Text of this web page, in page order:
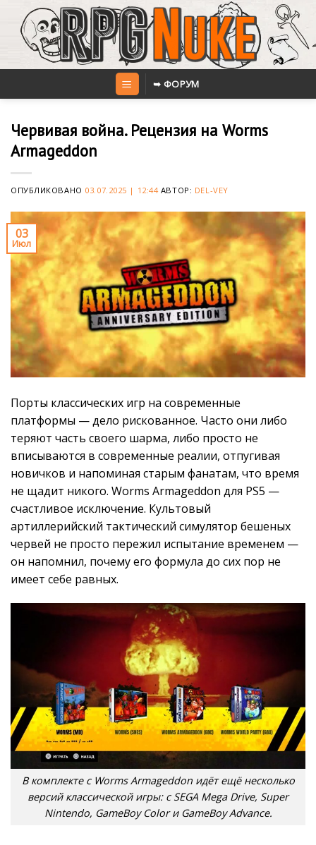
content
➥ ФОРУМ
Червивая война. Рецензия на Worms
Armageddon
ОПУБЛИКОВАНО 03.07.2025 | 12:44АВТОР: DEL-VEY
03
Июл
Порты классических игр на современные
платформы — дело рискованное. Часто они либо
теряют часть своего шарма, либо просто не
вписываются в современные реалии, отпугивая
новичков и напоминая старым фанатам, что время
не щадит никого. Worms Armageddon для PS5 —
счастливое исключение. Культовый
артиллерийский тактический симулятор бешеных
червей не просто пережил испытание временем —
он напомнил, почему его формула до сих пор не
имеет себе равных.
В комплекте с Worms Armageddon идёт ещё несколько
версий классической игры: с SEGA Mega Drive, Super
Nintendo, GameBoy Color и GameBoy Advance.